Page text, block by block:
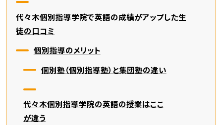
代々木個別指導学院で英語の成績がアップした生
徒の口コミ
個別指導のメリット
個別塾（個別指導塾）と集団塾の違い
代々木個別指導学院の英語の授業はここ
が違う